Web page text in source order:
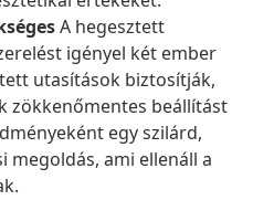
A hegesztett
igényel két ember
utasítások biztosítják,
zökkenőmentes beállítást
egy szilárd,
megoldás, ami ellenáll a